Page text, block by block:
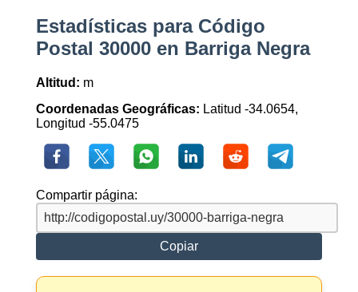
Estadísticas para Código
Postal 30000 en Barriga Negra
Altitud: m
Coordenadas Geográficas: Latitud -34.0654,
Longitud -55.0475
Compartir página:
Copiar